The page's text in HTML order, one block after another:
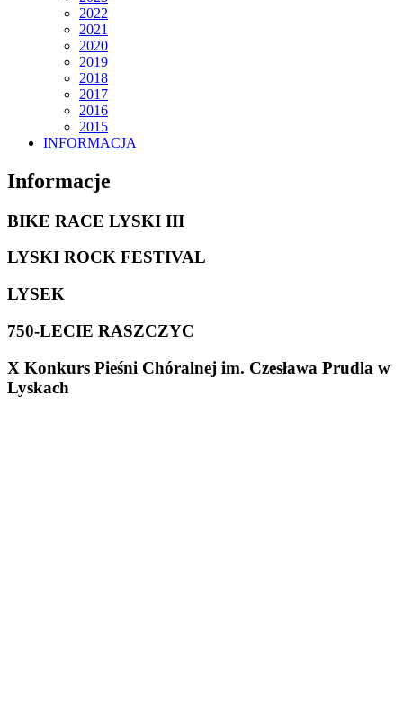
2022
2021
2020
2019
2018
2017
2016
2015
INFORMACJA
Informacje
BIKE RACE LYSKI III
LYSKI ROCK FESTIVAL
LYSEK
750-LECIE RASZCZYC
X Konkurs Pieśni Chóralnej im. Czesława Prudla w
Lyskach